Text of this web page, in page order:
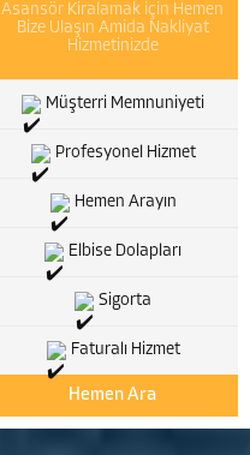
Asansör Kiralamak için Hemen
Bize Ulaşın Amida Nakliyat
Hizmetinizde
Müşterri Memnuniyeti
Profesyonel Hizmet
Hemen Arayın
Elbise Dolapları
Sigorta
Faturalı Hizmet
Hemen Ara